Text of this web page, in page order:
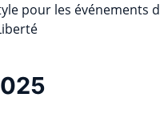
pour les événements